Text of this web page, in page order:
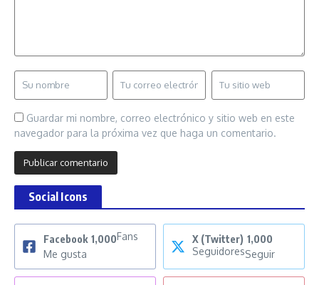
Guardar mi nombre, correo electrónico y sitio web en este
navegador para la próxima vez que haga un comentario.
Social Icons
Facebook 1,000Fans
Me gusta
X (Twitter) 1,000
SeguidoresSeguir